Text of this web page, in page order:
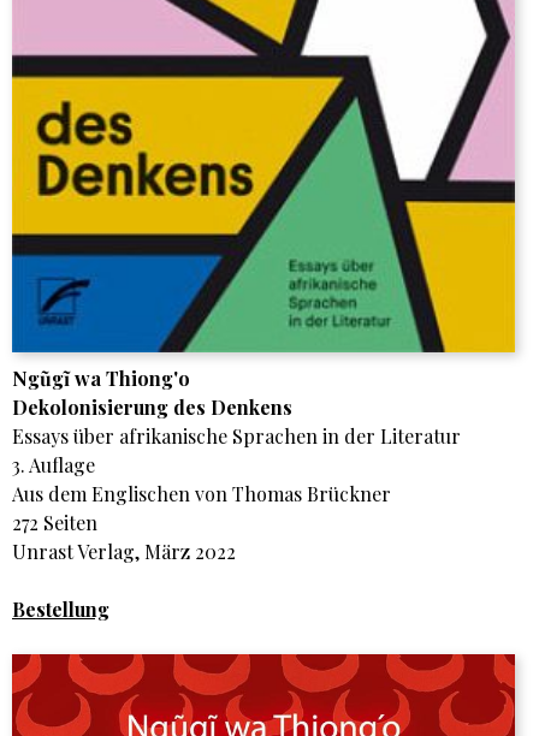
Ngũgĩ wa Thiong'o
Dekolonisierung des Denkens
Essays über afrikanische Sprachen in der Literatur
3. Auflage
Aus dem Englischen von Thomas Brückner
272 Seiten
Unrast Verlag, März 2022
Bestellung